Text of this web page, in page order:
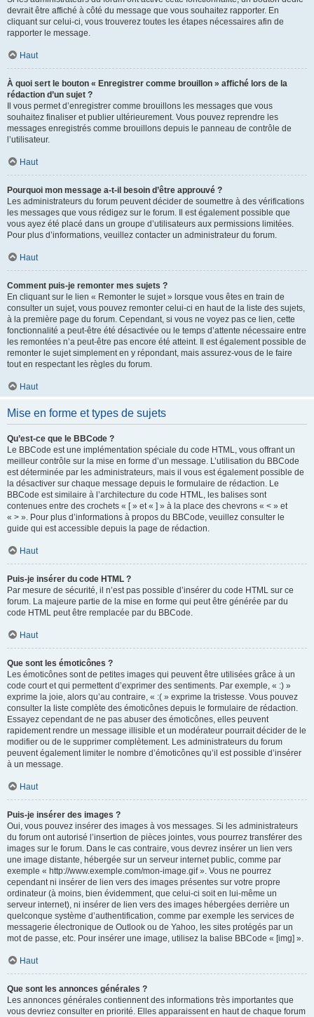
devrait être affiché à côté du message que vous souhaitez rapporter. En
cliquant sur celui-ci, vous trouverez toutes les étapes nécessaires afin de
rapporter le message.
Haut
À quoi sert le bouton « Enregistrer comme brouillon » affiché lors de la
rédaction d’un sujet ?
Il vous permet d’enregistrer comme brouillons les messages que vous
souhaitez finaliser et publier ultérieurement. Vous pouvez reprendre les
messages enregistrés comme brouillons depuis le panneau de contrôle de
l’utilisateur.
Haut
Pourquoi mon message a-t-il besoin d’être approuvé ?
Les administrateurs du forum peuvent décider de soumettre à des vérifications
les messages que vous rédigez sur le forum. Il est également possible que
vous ayez été placé dans un groupe d’utilisateurs aux permissions limitées.
Pour plus d’informations, veuillez contacter un administrateur du forum.
Haut
Comment puis-je remonter mes sujets ?
En cliquant sur le lien « Remonter le sujet » lorsque vous êtes en train de
consulter un sujet, vous pouvez remonter celui-ci en haut de la liste des sujets,
à la première page du forum. Cependant, si vous ne voyez pas ce lien, cette
fonctionnalité a peut-être été désactivée ou le temps d’attente nécessaire entre
les remontées n’a peut-être pas encore été atteint. Il est également possible de
remonter le sujet simplement en y répondant, mais assurez-vous de le faire
tout en respectant les règles du forum.
Haut
Mise en forme et types de sujets
Qu’est-ce que le BBCode ?
Le BBCode est une implémentation spéciale du code HTML, vous offrant un
meilleur contrôle sur la mise en forme d’un message. L’utilisation du BBCode
est déterminée par les administrateurs, mais il vous est également possible de
la désactiver sur chaque message depuis le formulaire de rédaction. Le
BBCode est similaire à l’architecture du code HTML, les balises sont
contenues entre des crochets « [ » et « ] » à la place des chevrons « < » et
« > ». Pour plus d’informations à propos du BBCode, veuillez consulter le
guide qui est accessible depuis la page de rédaction.
Haut
Puis-je insérer du code HTML ?
Par mesure de sécurité, il n’est pas possible d’insérer du code HTML sur ce
forum. La majeure partie de la mise en forme qui peut être générée par du
code HTML peut être remplacée par du BBCode.
Haut
Que sont les émoticônes ?
Les émoticônes sont de petites images qui peuvent être utilisées grâce à un
code court et qui permettent d’exprimer des sentiments. Par exemple, « :) »
exprime la joie, alors qu’au contraire, « :( » exprime la tristesse. Vous pouvez
consulter la liste complète des émoticônes depuis le formulaire de rédaction.
Essayez cependant de ne pas abuser des émoticônes, elles peuvent
rapidement rendre un message illisible et un modérateur pourrait décider de le
modifier ou de le supprimer complètement. Les administrateurs du forum
peuvent également limiter le nombre d’émoticônes qu’il est possible d’insérer
à un message.
Haut
Puis-je insérer des images ?
Oui, vous pouvez insérer des images à vos messages. Si les administrateurs
du forum ont autorisé l’insertion de pièces jointes, vous pourrez transférer des
images sur le forum. Dans le cas contraire, vous devrez insérer un lien vers
une image distante, hébergée sur un serveur internet public, comme par
exemple « http://www.exemple.com/mon-image.gif ». Vous ne pourrez
cependant ni insérer de lien vers des images présentes sur votre propre
ordinateur (à moins, bien évidemment, que celui-ci soit en lui-même un
serveur internet), ni insérer de lien vers des images hébergées derrière un
quelconque système d’authentification, comme par exemple les services de
messagerie électronique de Outlook ou de Yahoo, les sites protégés par un
mot de passe, etc. Pour insérer une image, utilisez la balise BBCode « [img] ».
Haut
Que sont les annonces générales ?
Les annonces générales contiennent des informations très importantes que
vous devriez consulter en priorité. Elles apparaissent en haut de chaque forum